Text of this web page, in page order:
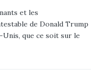
et les
de Donald Trump
que ce soit sur le